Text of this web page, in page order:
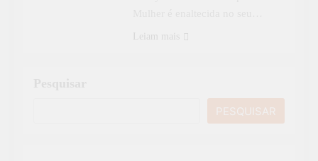
Leiam mais
PESQUISAR